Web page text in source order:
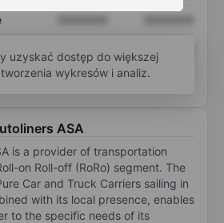
uzyskać dostęp do większej
wykresów i analiz.
ASA
is a provider of transportation
on Roll-off (RoRo) segment. The
Car and Truck Carriers sailing in
with its local presence, enables
to the specific needs of its